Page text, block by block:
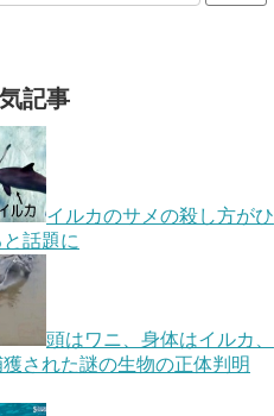
記事
イルカのサメの殺し方がひ
話題に
頭はワニ、身体はイルカ、
された謎の生物の正体判明